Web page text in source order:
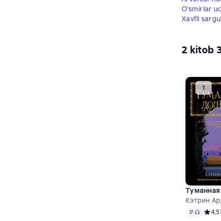
O'smirlar
Xavfli
2 kitob
Кэтрин
Matn , 4,5